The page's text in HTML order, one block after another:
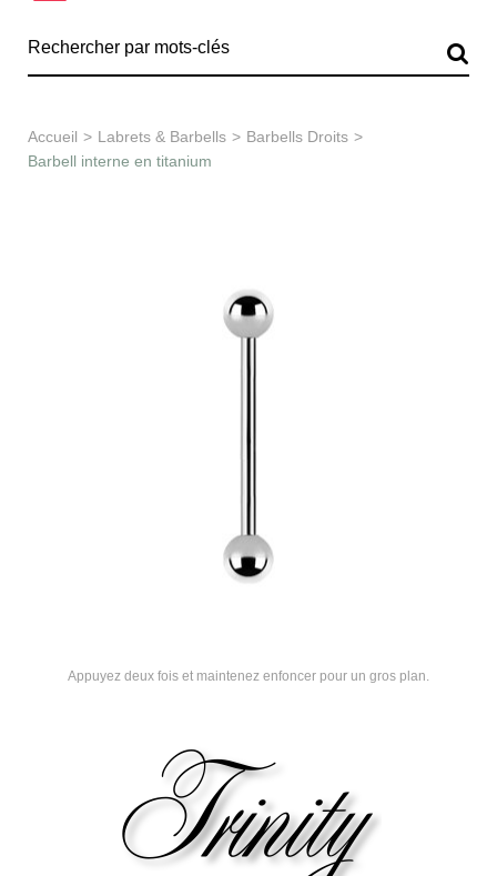
Découvrir la collection
Accueil > Labrets & Barbells > Barbells Droits >
Barbell interne en titanium
Appuyez deux fois et maintenez enfoncer pour un gros plan.